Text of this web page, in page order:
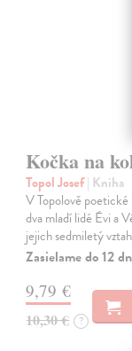
Kočka na
Topol Josef| Kniha
V Topolově poetické
dva mladí lidé Évi a
jejich sedmiletý
Zasielame do 12
9,79 €
10,30 € ?